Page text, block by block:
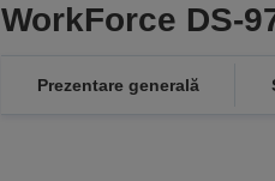
WorkForce DS-
Prezentare generală